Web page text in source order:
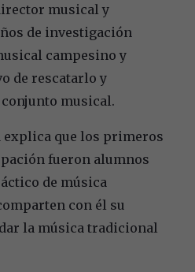
musical y
de investigación
campesino y
de rescatarlo y
musical.
explica que los primeros
fueron alumnos
de música
con él su
la música tradicional